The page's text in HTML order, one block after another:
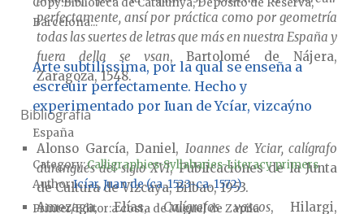
perfectamente, ansí por práctica como por geometría
todas las suertes de letras que más en nuestra España y
fuera della se vsan, Bartolomé de Nájera,
Zaragoza, 1548.
Bibliografía
Alonso García, Daniel, Ioannes de Yciar, calígrafo
durangués del siglo XVI, Publicaciones de la Junta
de Cultura de Vizcaya, Bilbao, 1953.
Amezaga, Elías,Calígrafos vascos, Hilargi,
CopyBiblioteca de Catalunya, Depósito de Reserva,
Barcelona...
Arte subtilíssima, por la qual se enseña a
escreuir perfectamente. Hecho y
experimentado por Iuan de Ycíar, vizcaýno
España
Category:Calligraphies-Syllabaries-Literacy primers
Author Icíar, Juan de (ca. 1523-ca. 1572)
Printer/Editor a costa de Miguel de Zapila